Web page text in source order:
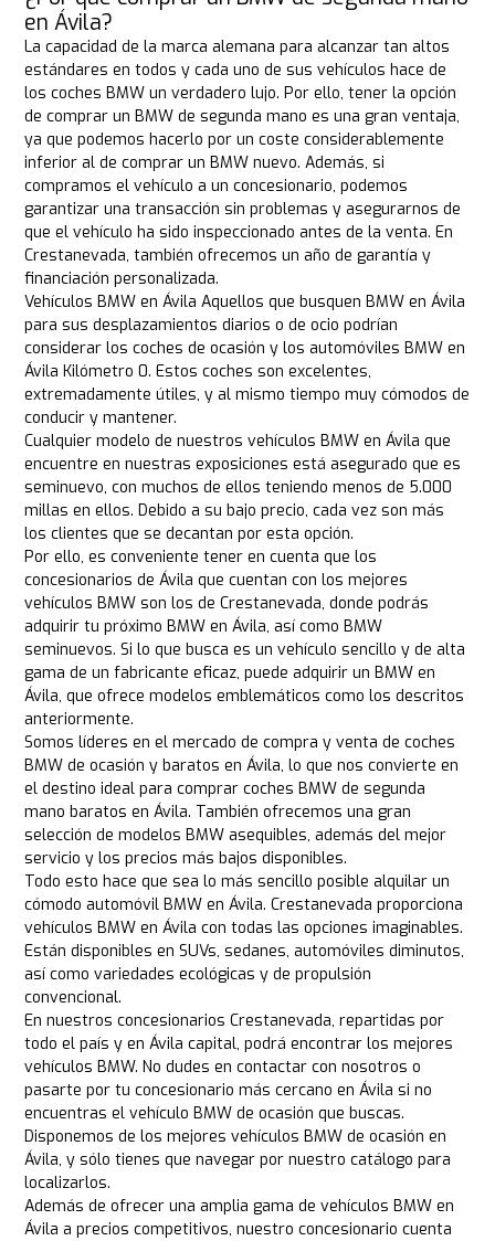
en Ávila?
La capacidad de la marca alemana para alcanzar tan altos
estándares en todos y cada uno de sus vehículos hace de
los coches BMW un verdadero lujo. Por ello, tener la opción
de comprar un BMW de segunda mano es una gran ventaja,
ya que podemos hacerlo por un coste considerablemente
inferior al de comprar un BMW nuevo. Además, si
compramos el vehículo a un concesionario, podemos
garantizar una transacción sin problemas y asegurarnos de
que el vehículo ha sido inspeccionado antes de la venta. En
Crestanevada, también ofrecemos un año de garantía y
financiación personalizada.
Vehículos BMW en Ávila Aquellos que busquen BMW en Ávila
para sus desplazamientos diarios o de ocio podrían
considerar los coches de ocasión y los automóviles BMW en
Ávila Kilómetro 0. Estos coches son excelentes,
extremadamente útiles, y al mismo tiempo muy cómodos de
conducir y mantener.
Cualquier modelo de nuestros vehículos BMW en Ávila que
encuentre en nuestras exposiciones está asegurado que es
seminuevo, con muchos de ellos teniendo menos de 5.000
millas en ellos. Debido a su bajo precio, cada vez son más
los clientes que se decantan por esta opción.
Por ello, es conveniente tener en cuenta que los
concesionarios de Ávila que cuentan con los mejores
vehículos BMW son los de Crestanevada, donde podrás
adquirir tu próximo BMW en Ávila, así como BMW
seminuevos. Si lo que busca es un vehículo sencillo y de alta
gama de un fabricante eficaz, puede adquirir un BMW en
Ávila, que ofrece modelos emblemáticos como los descritos
anteriormente.
Somos líderes en el mercado de compra y venta de coches
BMW de ocasión y baratos en Ávila, lo que nos convierte en
el destino ideal para comprar coches BMW de segunda
mano baratos en Ávila. También ofrecemos una gran
selección de modelos BMW asequibles, además del mejor
servicio y los precios más bajos disponibles.
Todo esto hace que sea lo más sencillo posible alquilar un
cómodo automóvil BMW en Ávila. Crestanevada proporciona
vehículos BMW en Ávila con todas las opciones imaginables.
Están disponibles en SUVs, sedanes, automóviles diminutos,
así como variedades ecológicas y de propulsión
convencional.
En nuestros concesionarios Crestanevada, repartidas por
todo el país y en Ávila capital, podrá encontrar los mejores
vehículos BMW. No dudes en contactar con nosotros o
pasarte por tu concesionario más cercano en Ávila si no
encuentras el vehículo BMW de ocasión que buscas.
Disponemos de los mejores vehículos BMW de ocasión en
Ávila, y sólo tienes que navegar por nuestro catálogo para
localizarlos.
Además de ofrecer una amplia gama de vehículos BMW en
Ávila a precios competitivos, nuestro concesionario cuenta